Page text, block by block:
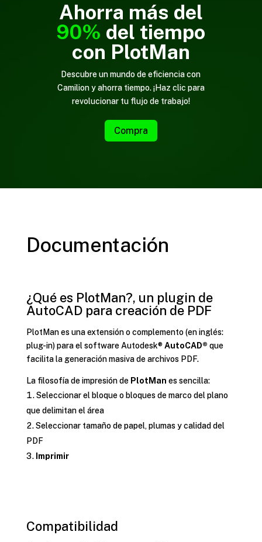
Ahorra más del
90% del tiempo
con PlotMan
Descubre un mundo de eficiencia con
Camilion y ahorra tiempo. ¡Haz clic para
revolucionar tu flujo de trabajo!
Compra
Documentación
¿Qué es PlotMan?, un plugin de
AutoCAD para creación de PDF
PlotMan es una extensión o complemento (en inglés:
plug-in) para el software Autodesk®AutoCAD® que
facilita la generación masiva de archivos PDF.
La filosofía de impresión de PlotMan es sencilla:
Seleccionar el bloque o bloques de marco del plano
que delimitan el área
Seleccionar tamaño de papel, plumas y calidad del
PDF
Imprimir
Compatibilidad